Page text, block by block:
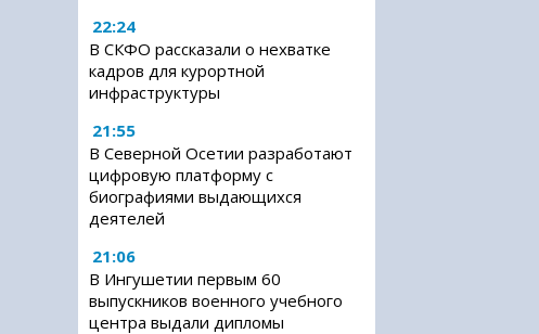
22:24
В СКФО рассказали о нехватке
кадров для курортной
инфраструктуры
21:55
В Северной Осетии разработают
цифровую платформу с
биографиями выдающихся
деятелей
21:06
В Ингушетии первым 60
выпускников военного учебного
центра выдали дипломы